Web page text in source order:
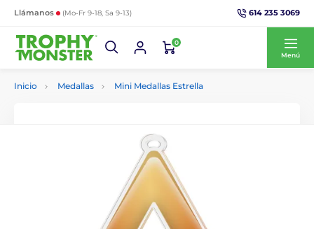
Llámanos (Mo-Fr 9-18, Sa 9-13) 614 235 3069
0
Menú
Inicio Medallas Mini Medallas Estrella